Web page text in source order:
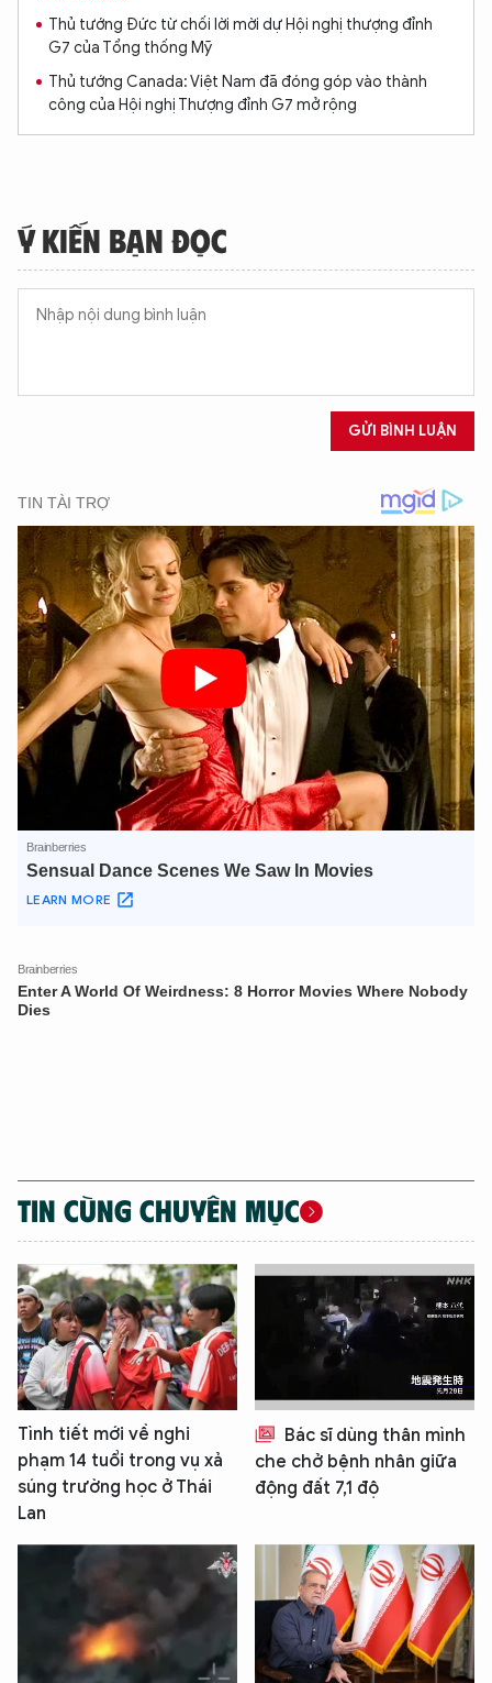
Thủ tướng Đức từ chối lời mời dự Hội nghị thượng đỉnh
G7 của Tổng thống Mỹ
Thủ tướng Canada: Việt Nam đã đóng góp vào thành
công của Hội nghị Thượng đỉnh G7 mở rộng
Ý KIẾN BẠN ĐỌC
GỬI BÌNH LUẬN
TIN CÙNG CHUYÊN MỤC
Tình tiết mới về nghi
phạm 14 tuổi trong vụ xả
súng trường học ở Thái
Lan
Bác sĩ dùng thân mình
che chở bệnh nhân giữa
động đất 7,1 độ
XIN CHÀO,
TÔI LÀ CHATBOT CỦA
Hãy hỏi tôi bất kỳ điều gì bạn cần biết về
An Ninh Thủ Đô nhé. Tôi sẵn sàng hỗ trợ!